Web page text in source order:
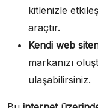
kitlenizle
araçtır.
Kendi web
markanızı
ulaşabilirsiniz.